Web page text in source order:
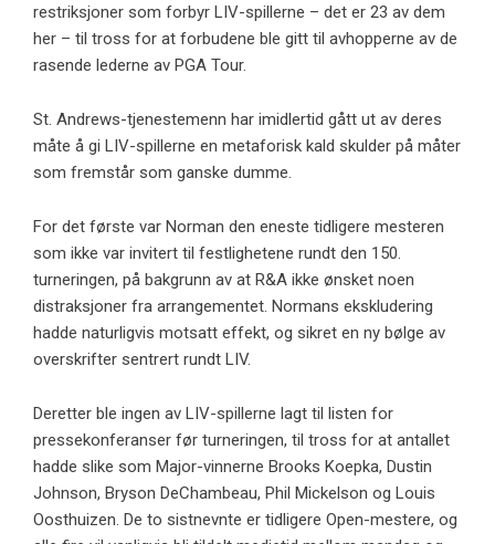
restriksjoner som forbyr LIV-spillerne – det er 23 av dem
her – til tross for at forbudene ble gitt til avhopperne av de
rasende lederne av PGA Tour.
St. Andrews-tjenestemenn har imidlertid gått ut av deres
måte å gi LIV-spillerne en metaforisk kald skulder på måter
som fremstår som ganske dumme.
For det første var Norman den eneste tidligere mesteren
som ikke var invitert til festlighetene rundt den 150.
turneringen, på bakgrunn av at R&A ikke ønsket noen
distraksjoner fra arrangementet. Normans ekskludering
hadde naturligvis motsatt effekt, og sikret en ny bølge av
overskrifter sentrert rundt LIV.
Deretter ble ingen av LIV-spillerne lagt til listen for
pressekonferanser før turneringen, til tross for at antallet
hadde slike som Major-vinnerne Brooks Koepka, Dustin
Johnson, Bryson DeChambeau, Phil Mickelson og Louis
Oosthuizen. De to sistnevnte er tidligere Open-mestere, og